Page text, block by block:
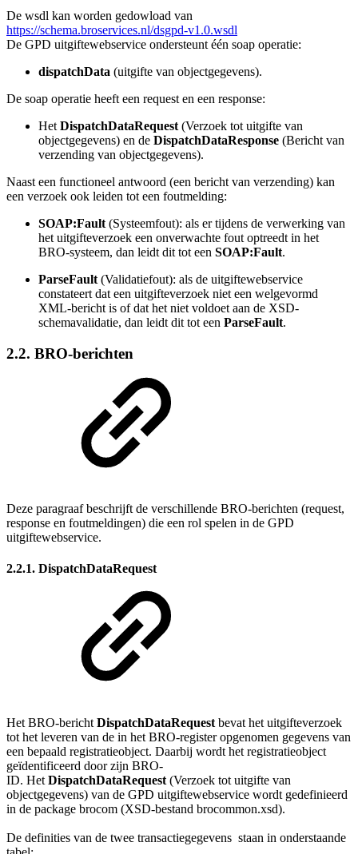
De wsdl kan worden gedowload van
https://schema.broservices.nl/dsgpd-v1.0.wsdl
De GPD uitgiftewebservice ondersteunt één soap operatie:
dispatchData (uitgifte van objectgegevens).
De soap operatie heeft een request en een response:
Het DispatchDataRequest (Verzoek tot uitgifte van
objectgegevens) en de DispatchDataResponse (Bericht van
verzending van objectgegevens).
Naast een functioneel antwoord (een bericht van verzending) kan
een verzoek ook leiden tot een foutmelding:
SOAP:Fault (Systeemfout): als er tijdens de verwerking van
het uitgifteverzoek een onverwachte fout optreedt in het
BRO-systeem, dan leidt dit tot een SOAP:Fault.
ParseFault (Validatiefout): als de uitgiftewebservice
constateert dat een uitgifteverzoek niet een welgevormd
XML-bericht is of dat het niet voldoet aan de XSD-
schemavalidatie, dan leidt dit tot een ParseFault.
2.2. BRO-berichten
Deze paragraaf beschrijft de verschillende BRO-berichten (request,
response en foutmeldingen) die een rol spelen in de GPD
uitgiftewebservice.
2.2.1. DispatchDataRequest
Het BRO-bericht DispatchDataRequest bevat het uitgifteverzoek
tot het leveren van de in het BRO-register opgenomen gegevens van
een bepaald registratieobject. Daarbij wordt het registratieobject
geïdentificeerd door zijn BRO-
ID. Het DispatchDataRequest (Verzoek tot uitgifte van
objectgegevens) van de GPD uitgiftewebservice wordt gedefinieerd
in de package brocom (XSD-bestand brocommon.xsd).
De definities van de twee transactiegegevens staan in onderstaande